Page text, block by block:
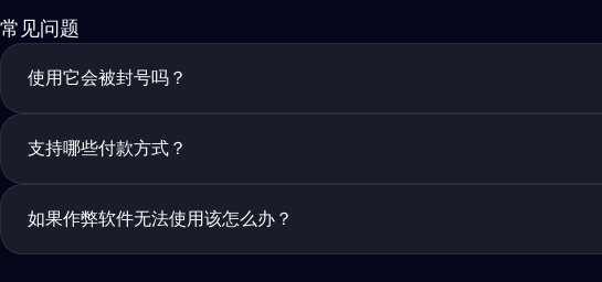
常见问题
使用它会被封号吗？
支持哪些付款方式？
如果作弊软件无法使用该怎么办？